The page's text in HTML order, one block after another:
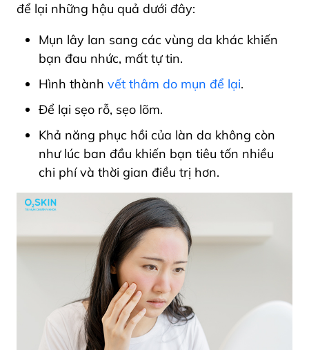
để lại những hậu quả dưới đây:
Mụn lây lan sang các vùng da khác khiến
bạn đau nhức, mất tự tin.
Hình thành vết thâm do mụn để lại.
Để lại sẹo rỗ, sẹo lõm.
Khả năng phục hồi của làn da không còn
như lúc ban đầu khiến bạn tiêu tốn nhiều
chi phí và thời gian điều trị hơn.